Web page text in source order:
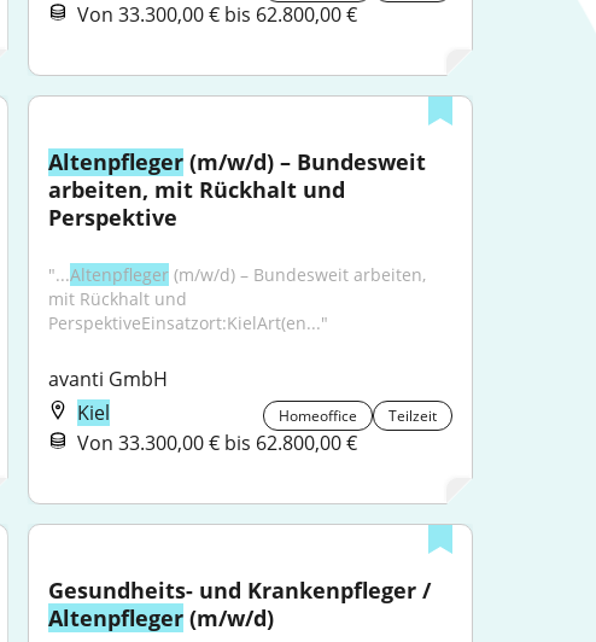
Von 33.300,00 € bis 62.800,00 €
Altenpfleger (m/w/d) – Bundesweit
arbeiten, mit Rückhalt und
Perspektive
"...Altenpfleger (m/w/d) – Bundesweit arbeiten,
mit Rückhalt und
PerspektiveEinsatzort:KielArt(en..."
avanti GmbH
Kiel
Homeoffice Teilzeit
Von 33.300,00 € bis 62.800,00 €
Gesundheits- und Krankenpfleger /
Altenpfleger (m/w/d)